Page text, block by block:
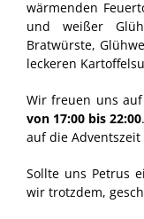
wärmenden
und weißer
Bratwürste,
leckeren
Wir freuen uns
von 17:00 bis 22:00
auf die Adventszeit
Sollte uns Petrus
wir trotzdem,